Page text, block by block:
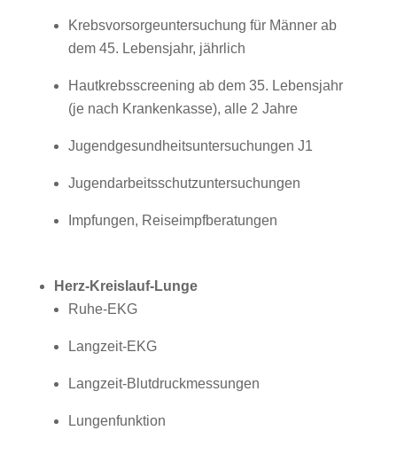
Krebsvorsorgeuntersuchung für Männer ab
dem 45. Lebensjahr, jährlich
Hautkrebsscreening ab dem 35. Lebensjahr
(je nach Krankenkasse), alle 2 Jahre
Jugendgesundheitsuntersuchungen J1
Jugendarbeitsschutzuntersuchungen
Impfungen, Reiseimpfberatungen
Herz-Kreislauf-Lunge
Ruhe-EKG
Langzeit-EKG
Langzeit-Blutdruckmessungen
Lungenfunktion